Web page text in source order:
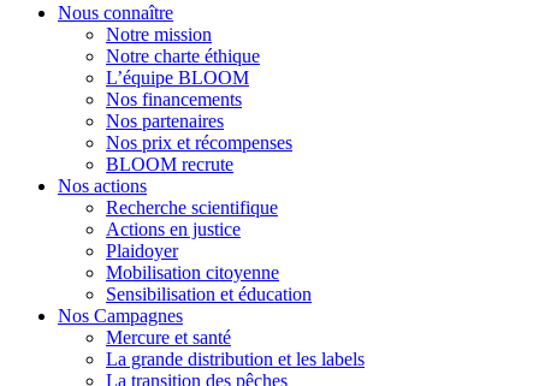
Nous connaître
Notre mission
Notre charte éthique
L’équipe BLOOM
Nos financements
Nos partenaires
Nos prix et récompenses
BLOOM recrute
Nos actions
Recherche scientifique
Actions en justice
Plaidoyer
Mobilisation citoyenne
Sensibilisation et éducation
Nos Campagnes
Mercure et santé
La grande distribution et les labels
La transition des pêches